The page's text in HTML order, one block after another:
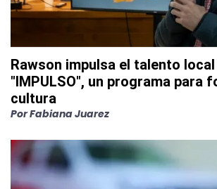
Rawson impulsa el talento
"IMPULSO", un programa para
cultura
PorFabiana Juarez